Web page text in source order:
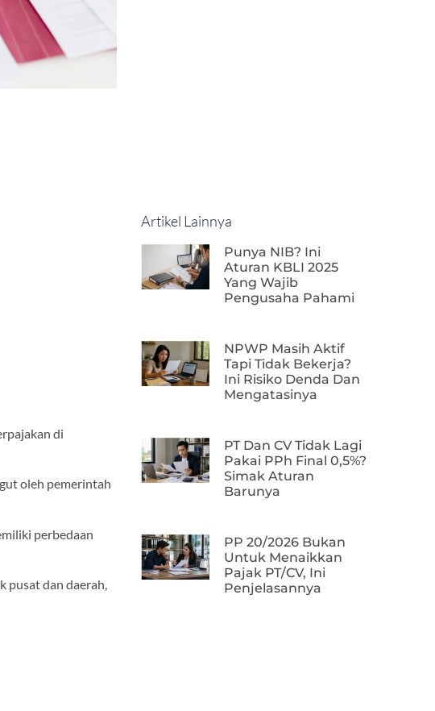
di
oleh pemerintah
perbedaan
pusat dan daerah,
Artikel Lainnya
Punya NIB? Ini
Aturan KBLI 2025
Yang Wajib
Pengusaha Pahami
NPWP Masih Aktif
Tapi Tidak Bekerja?
Ini Risiko Denda Dan
Mengatasinya
PT Dan CV Tidak Lagi
Pakai PPh Final 0,5%?
Simak Aturan
Barunya
PP 20/2026 Bukan
Untuk Menaikkan
Pajak PT/CV, Ini
Penjelasannya